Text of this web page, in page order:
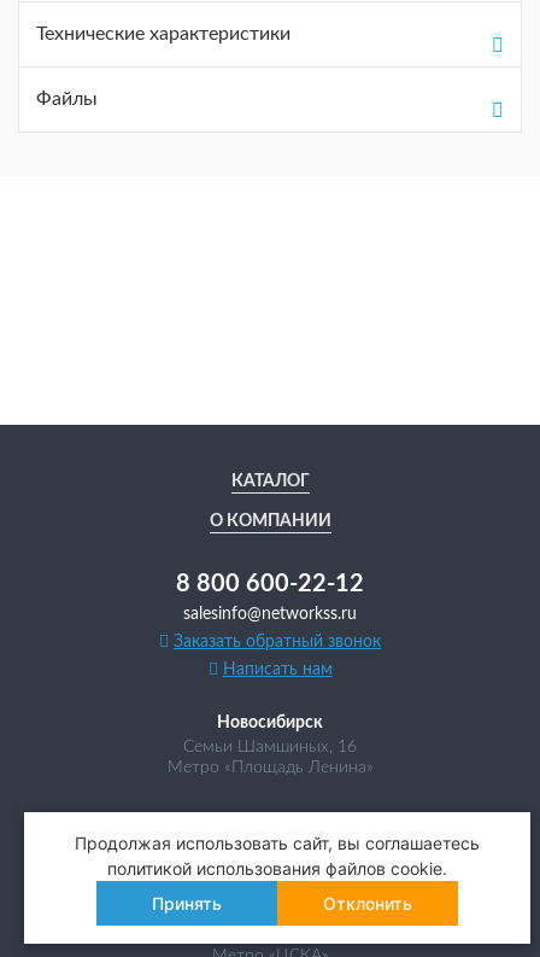
Технические характеристики
Файлы
КАТАЛОГ
О КОМПАНИИ
8 800 600-22-12
salesinfo@networkss.ru
Заказать обратный звонок
Написать нам
Новосибирск
Семьи Шамшиных, 16
Метро «Площадь Ленина»
Авиаконструктора Микояна, 12
Продолжая использовать сайт, вы соглашаетесь
политикой использования файлов cookie.
Принять
Отклонить